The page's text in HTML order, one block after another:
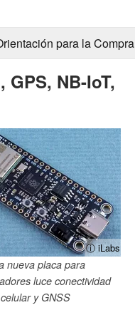
para la Compra
GPS, NB-IoT,
ⓘ iLabs
nueva placa para
luce conectividad
celular y GNSS